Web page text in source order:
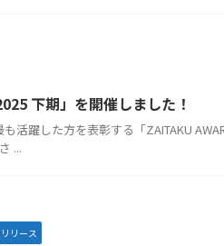
下期」を開催しました！
活躍した方を表彰する「ZAITAKU
...
リース